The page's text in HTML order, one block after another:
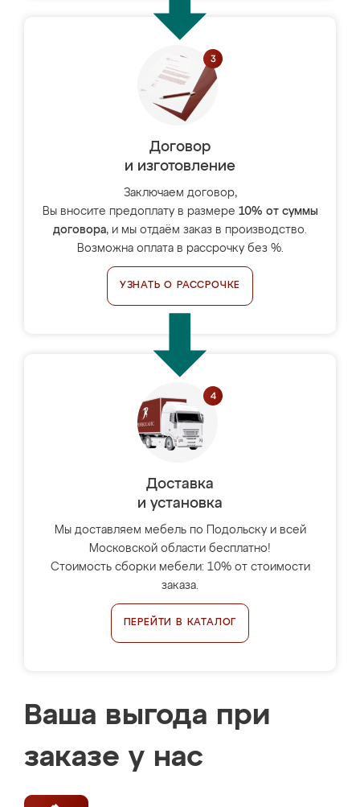
Договор
и изготовление
Заключаем договор,
Вы вносите предоплату в размере 10% от суммы
договора, и мы отдаём заказ в производство.
Возможна оплата в рассрочку без %.
УЗНАТЬ О РАССРОЧКЕ
Доставка
и установка
Мы доставляем мебель по Подольску и всей
Московской области бесплатно!
Стоимость сборки мебели: 10% от стоимости
заказа.
ПЕРЕЙТИ В КАТАЛОГ
Ваша выгода при
заказе у нас